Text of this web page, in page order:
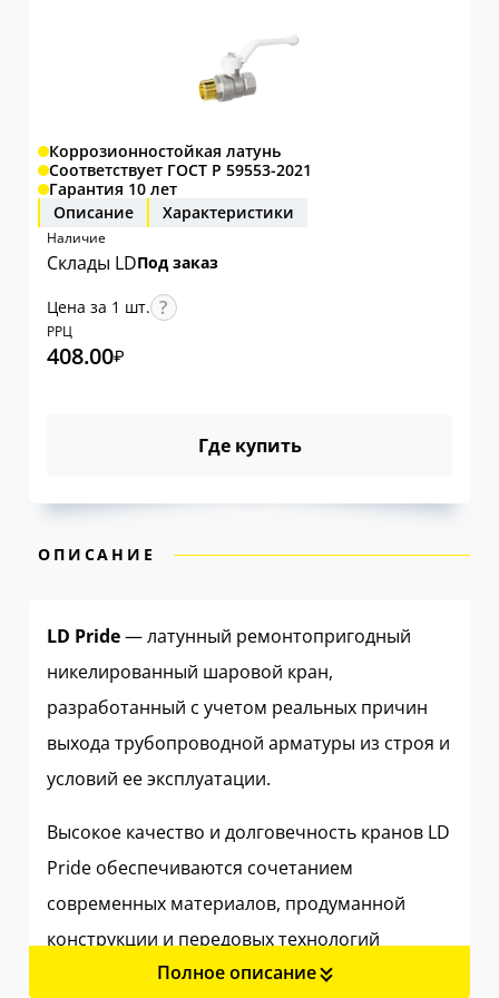
Коррозионностойкая латунь
Соответствует ГОСТ Р 59553-2021
Гарантия 10 лет
Описание
Характеристики
Наличие
Склады LDПод заказ
Цена за 1 шт.
РРЦ
408.00₽
Где купить
ОПИСАНИЕ
LD Pride— латунный ремонтопригодный
никелированный шаровой кран,
разработанный с учетом реальных причин
выхода трубопроводной арматуры из строя и
условий ее эксплуатации.
Высокое качество и долговечность кранов LD
Pride обеспечиваются сочетанием
современных материалов, продуманной
конструкции и передовых технологий
производства.Полное описание